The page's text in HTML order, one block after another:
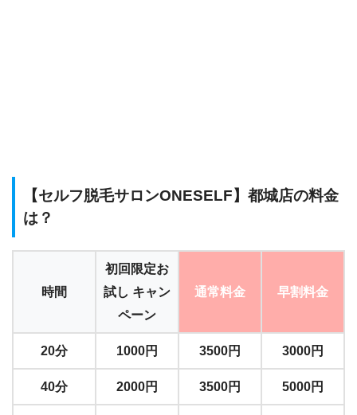
【セルフ脱毛サロンONESELF】都城店の料金
は？
時間
初回限定お
試し キャン
ペーン
通常料金 早割料金
20分 1000円 3500円 3000円
40分 2000円 3500円 5000円